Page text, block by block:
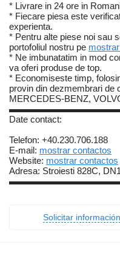
* Livrare in 24 ore in
* Fiecare piesa este
experienta.
* Pentru alte piese noi sau
portofoliul nostru pe
* Ne imbunatatim in mod
va oferi produse de top.
* Economiseste timp,
provin din dezmembrari de
MERCEDES-BENZ,
Date contact:
Telefon: +40.230.706.188
E-mail: mostrar contactos
Website: mostrar contactos
Adresa: Stroiesti 828C,
Solicitar